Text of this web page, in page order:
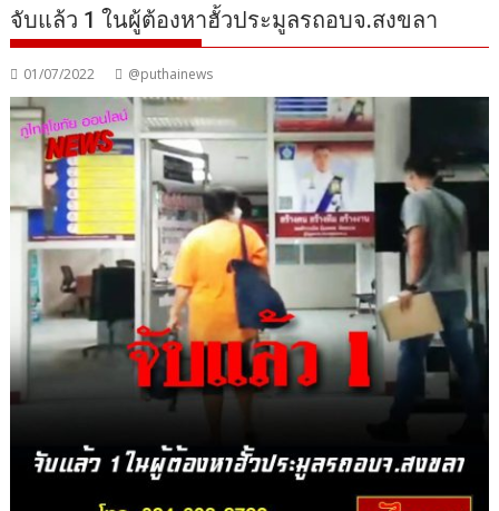
จับแล้ว 1 ในผู้ต้องหาฮั้วประมูลรถอบจ.สงขลา
01/07/2022 @puthainews